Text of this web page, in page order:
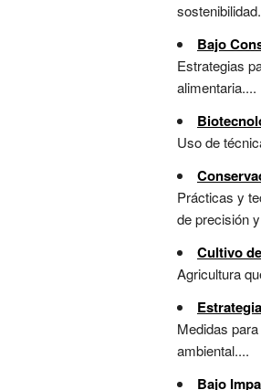
Bajo
Estrategias
alimentaria....
Uso de
Prácticas y
de precisión
Cultivo
Agricultura
Medidas
ambiental....
Bajo